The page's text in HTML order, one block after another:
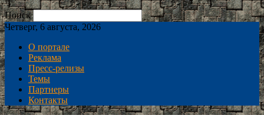
Поиск
Четверг, 6 августа, 2026
О портале
Реклама
Пресс-релизы
Темы
Партнеры
Контакты